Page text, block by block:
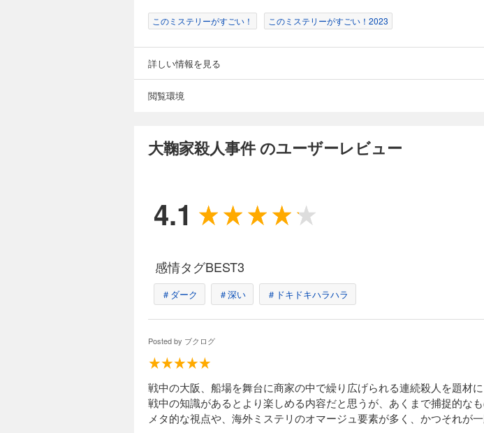
このミステリーがすごい！ このミステリーがすごい！2023
詳しい情報を見る
閲覧環境
大鞠家殺人事件 のユーザーレビュー
4.1
感情タグBEST3
＃ダーク ＃深い ＃ドキドキハラハラ
Posted by ブクログ
戦中の大阪、船場を舞台に商家の中で繰り広げられる連続殺人を題材に
戦中の知識があるとより楽しめる内容だと思うが、あくまで捕捉的な
メタ的な視点や、海外ミステリのオマージュ要素が多く、かつそれが